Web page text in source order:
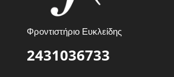
Φροντιστήριο Ευκλείδης
2431036733